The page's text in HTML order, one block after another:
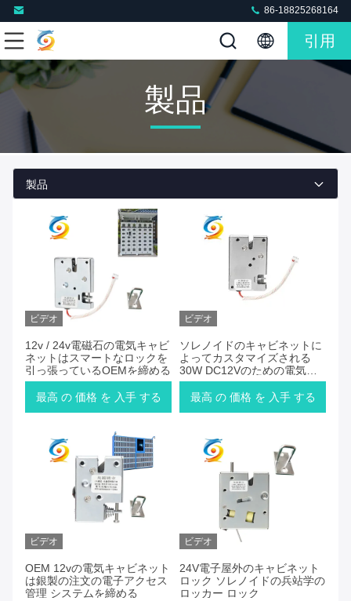
86-18825268164
引用
製品
製品
ビデオ
12v / 24v電磁石の電気キャビ
ネットはスマートなロックを
引っ張っているOEMを締める
最高 の 価格 を 入手 する
ビデオ
ソレノイドのキャビネットに
よってカスタマイズされる
30W DC12Vのための電気磁
石ロック
最高 の 価格 を 入手 する
ビデオ
OEM 12vの電気キャビネット
は銀製の注文の電子アクセス
管理 システムを締める
ビデオ
24V電子屋外のキャビネット
ロック ソレノイドの兵站学の
ロッカー ロック